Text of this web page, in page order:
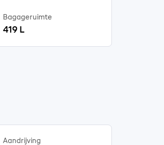
Bagageruimte
419 L
Aandrijving